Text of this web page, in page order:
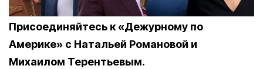
Присоединяйтесь к «Дежурному по
Америке» с Натальей Романовой и
Михаилом Терентьевым.